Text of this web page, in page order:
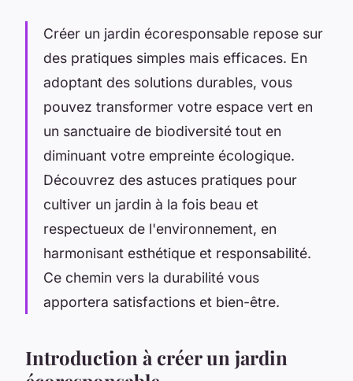
Créer un jardin écoresponsable repose sur
des pratiques simples mais efficaces. En
adoptant des solutions durables, vous
pouvez transformer votre espace vert en
un sanctuaire de biodiversité tout en
diminuant votre empreinte écologique.
Découvrez des astuces pratiques pour
cultiver un jardin à la fois beau et
respectueux de l'environnement, en
harmonisant esthétique et responsabilité.
Ce chemin vers la durabilité vous
apportera satisfactions et bien-être.
Introduction à créer un jardin